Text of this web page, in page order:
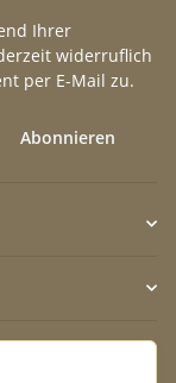
Ihrer
widerruflich
per E-Mail zu.
Abonnieren